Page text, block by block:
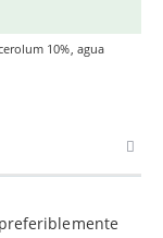
10%, agua